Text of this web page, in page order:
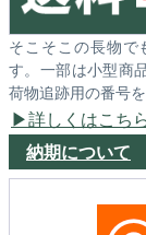
そこそこの長物で
す。一部は小型商
荷物追跡用の番号
詳しくはこち
納期について